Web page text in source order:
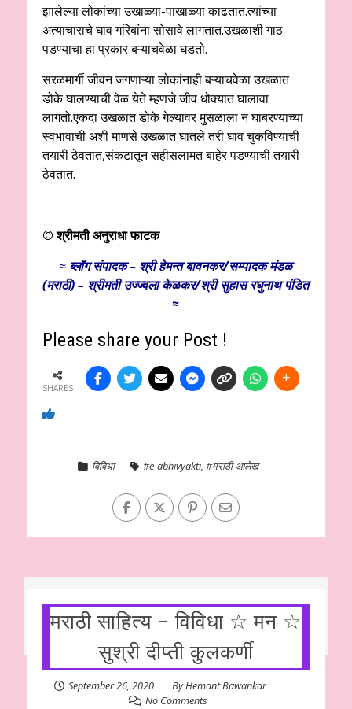
झालेल्या लोकांच्या उखाळ्या-पाखाळ्या काढतात.त्यांच्या
अत्याचाराचे घाव गरिबांना सोसावे लागतात.उखळाशी गाठ
पडण्याचा हा प्रकार बऱ्याचवेळा घडतो.
सरळमार्गी जीवन जगणाऱ्या लोकांनाही बऱ्याचवेळा उखळात
डोके घालण्याची वेळ येते म्हणजे जीव धोक्यात घालावा
लागतो.एकदा उखळात डोके गेल्यावर मुसळाला न घाबरण्याच्या
स्वभावाची अशी माणसे उखळात घातले तरी घाव चुकविण्याची
तयारी ठेवतात,संकटातून सहीसलामत बाहेर पडण्याची तयारी
ठेवतात.
© श्रीमती अनुराधा फाटक
≈ ब्लॉग संपादक – श्री हेमन्त बावनकर/सम्पादक मंडळ
(मराठी) – श्रीमती उज्ज्वला केळकर/श्री सुहास रघुनाथ पंडित
≈
Please share your Post !
SHARES
विविधा #e-abhivyakti, #मराठी-आलेख
मराठी साहित्य – विविधा ☆ मन ☆
सुश्री दीप्ती कुलकर्णी
September 26, 2020 ByHemant Bawankar
No Comments